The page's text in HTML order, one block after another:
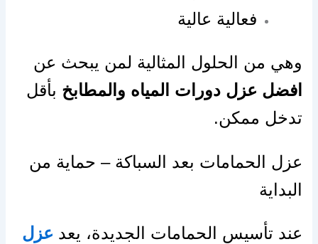
فعالية عالية
وهي من الحلول المثالية لمن يبحث عن
افضل عزل دورات المياه والمطابخ بأقل
تدخل ممكن.
عزل الحمامات بعد السباكة – حماية من
البداية
عند تأسيس الحمامات الجديدة، يعد عزل